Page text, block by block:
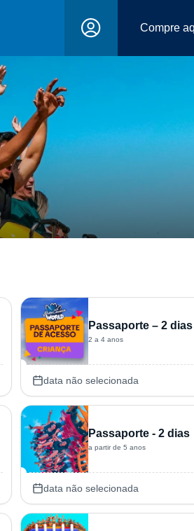
Compre
Passaporte – 2 dias
2 a 4 anos
data não selecionada
Passaporte - 2 dias
a partir de 5 anos
data não selecionada